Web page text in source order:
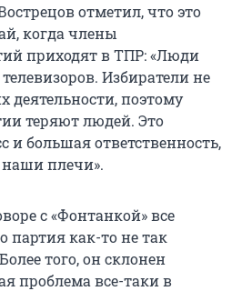
отметил, что это
когда члены
приходят в ТПР: «Люди
Избиратели не
деятельности, поэтому
теряют людей. Это
большая ответственность,
плечи».
с «Фонтанкой» все
партия как-то не так
того, он склонен
проблема все-таки в